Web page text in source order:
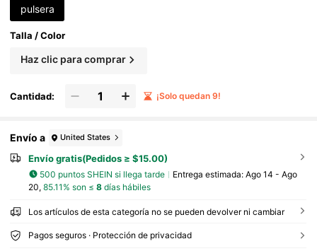
pulsera
Talla / Color
Haz clic para comprar
Cantidad: ¡Solo quedan 9!
Envío a United States
Envío gratis(Pedidos ≥ $15.00)
500 puntos SHEIN si llega tarde Entrega estimada: Ago 14 - Ago
20, 85.11% son ≤ 8días hábiles
Los artículos de esta categoría no se pueden devolver ni cambiar
Pagos seguros · Protección de privacidad